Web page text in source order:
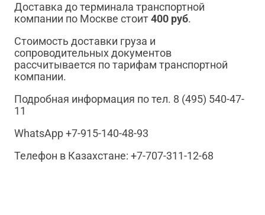
Доставка до терминала транспортной
компании по Москве стоит400 руб.
Стоимость доставки груза и
сопроводительных документов
рассчитывается по тарифам транспортной
компании.
Подробная информация по тел. 8 (495) 540-47-
11
WhatsApp +7-915-140-48-93
Телефон в Казахстане: +7-707-311-12-68